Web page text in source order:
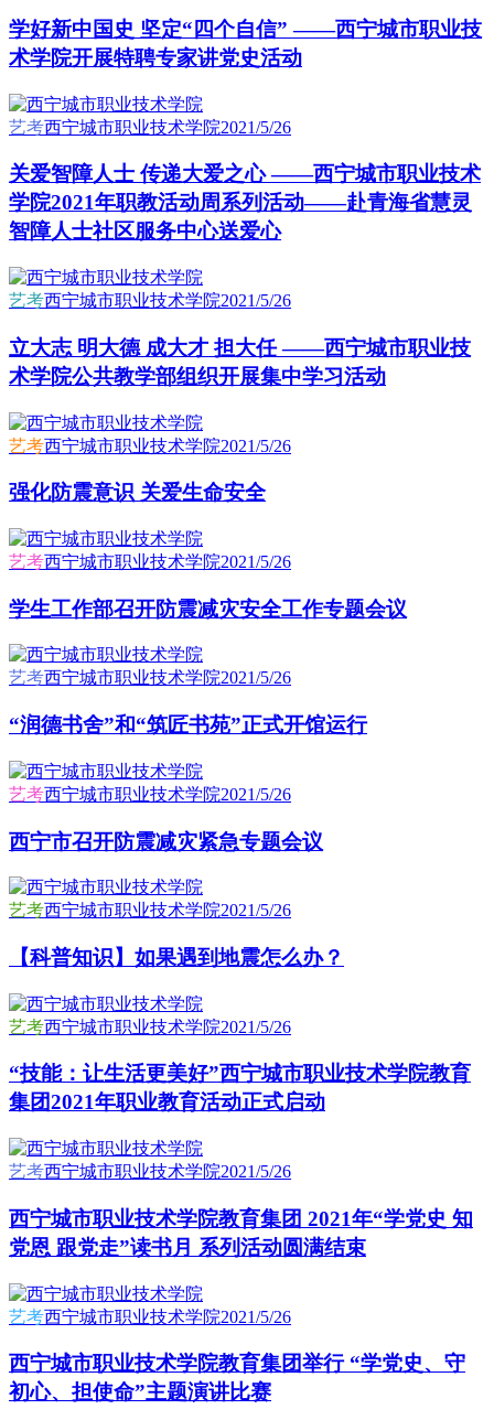
学好新中国史 坚定“四个自信” ——西宁城市职业技
术学院开展特聘专家讲党史活动
艺考西宁城市职业技术学院2021/5/26
关爱智障人士 传递大爱之心 ——西宁城市职业技术
学院2021年职教活动周系列活动——赴青海省慧灵
智障人士社区服务中心送爱心
艺考西宁城市职业技术学院2021/5/26
立大志 明大德 成大才 担大任 ——西宁城市职业技
术学院公共教学部组织开展集中学习活动
艺考西宁城市职业技术学院2021/5/26
强化防震意识 关爱生命安全
艺考西宁城市职业技术学院2021/5/26
学生工作部召开防震减灾安全工作专题会议
艺考西宁城市职业技术学院2021/5/26
“润德书舍”和“筑匠书苑”正式开馆运行
艺考西宁城市职业技术学院2021/5/26
西宁市召开防震减灾紧急专题会议
艺考西宁城市职业技术学院2021/5/26
【科普知识】如果遇到地震怎么办？
艺考西宁城市职业技术学院2021/5/26
“技能：让生活更美好”西宁城市职业技术学院教育
集团2021年职业教育活动正式启动
艺考西宁城市职业技术学院2021/5/26
西宁城市职业技术学院教育集团 2021年“学党史 知
党恩 跟党走”读书月 系列活动圆满结束
艺考西宁城市职业技术学院2021/5/26
西宁城市职业技术学院教育集团举行 “学党史、守
初心、担使命”主题演讲比赛